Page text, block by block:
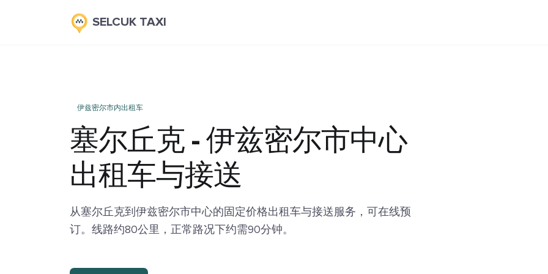
SELCUK TAXI
伊兹密尔市内出租车
塞尔丘克 - 伊兹密尔市中心
出租车与接送
从塞尔丘克到伊兹密尔市中心的固定价格出租车与接送服务，可在线预
订。线路约80公里，正常路况下约需90分钟。